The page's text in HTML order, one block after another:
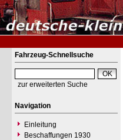
Fahrzeug-Schnellsuche
zur erweiterten Suche
Navigation
Einleitung
Beschaffungen 1930